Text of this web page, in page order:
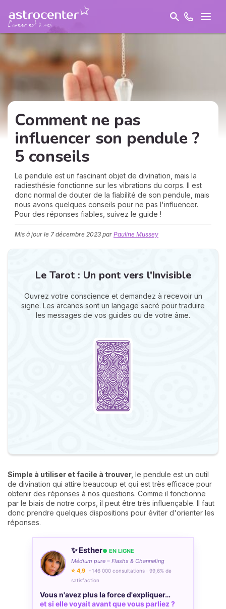
Comment ne pas
influencer son pendule ?
5 conseils
Le pendule est un fascinant objet de divination, mais la
radiesthésie fonctionne sur les vibrations du corps. Il est
donc normal de douter de la fiabilité de son pendule, mais
nous avons quelques conseils pour ne pas l'influencer.
Pour des réponses fiables, suivez le guide !
Mis à jour le 7 décembre 2023 par Pauline Mussey
Le Tarot : Un pont vers l'Invisible
Ouvrez votre conscience et demandez à recevoir un
signe. Les arcanes sont un langage sacré pour traduire
les messages de vos guides ou de votre âme.
Simple à utiliser et facile à trouver, le pendule est un outil
de divination qui attire beaucoup et qui est très efficace pour
obtenir des réponses à nos questions. Comme il fonctionne
par le biais de notre corps, il peut être très influençable. Il faut
donc prendre quelques dispositions pour éviter d'orienter les
réponses.
✨ Esther● EN LIGNE
Médium pure – Flashs & Channeling
⭐ 4,9· +146 000 consultations · 99,6% de
satisfaction
Vous n'avez plus la force d'expliquer…
et si elle voyait avant que vous parliez ?